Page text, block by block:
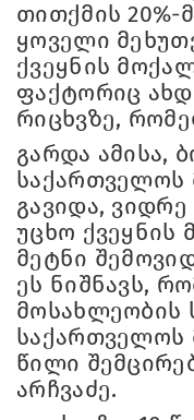
თითქმის 20%-
ყოველი
ქვეყნის
ფაქტორიც
რიცხვზე,
გარდა ამისა,
საქართველოს
გავიდა, ვიდრე
უცხო ქვეყნის
მეტნი
ეს ნიშნავს,
მოსახლეობის
საქართველოს
წილი
არჩვაძე.